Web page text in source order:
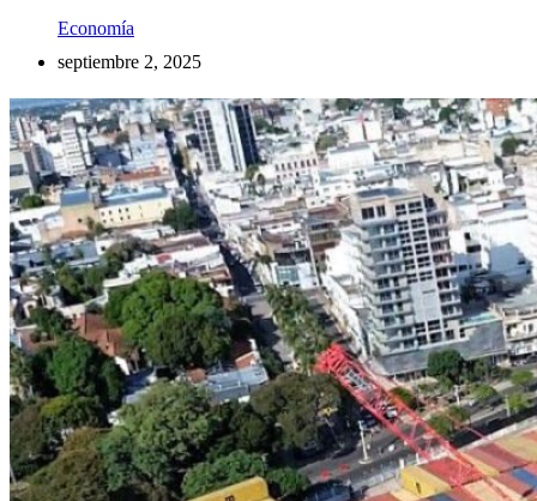
Economía
septiembre 2, 2025